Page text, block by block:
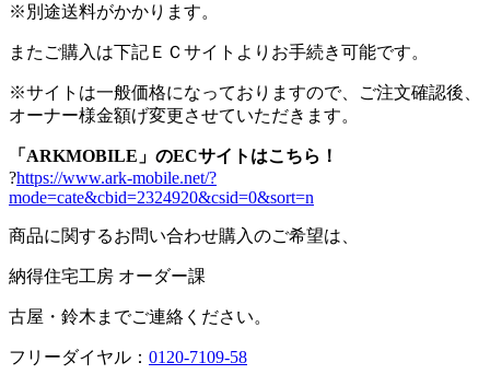
※別途送料がかかります。
またご購入は下記ＥＣサイトよりお手続き可能です。
※サイトは一般価格になっておりますので、ご注文確認後、
オーナー様金額げ変更させていただきます。
「ARKMOBILE」のECサイトはこちら！
?https://www.ark-mobile.net/?
mode=cate&cbid=2324920&csid=0&sort=n
商品に関するお問い合わせ購入のご希望は、
納得住宅工房 オーダー課
古屋・鈴木までご連絡ください。
フリーダイヤル： 0120-7109-58